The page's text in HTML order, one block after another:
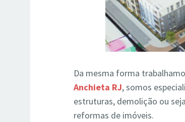
Da mesma forma
Anchieta RJ, somos
estruturas, demolição ou
reformas de imóveis.